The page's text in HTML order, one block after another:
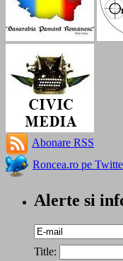
Abonare RSS
Roncea.ro pe
Alerte si
Title: